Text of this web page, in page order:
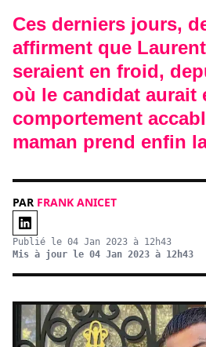
Ces derniers jours,
affirment que Laurent
seraient en froid,
où le candidat aurait
comportement
maman prend enfin
PAR FRANK ANICET
Publié le 04 Jan 2023 à 12h43
Mis à jour le 04 Jan 2023 à 12h43